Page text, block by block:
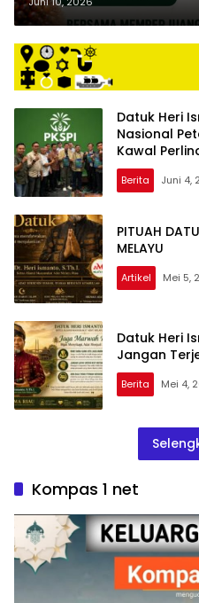
Datuk Heri
Nasional
Kawal
Berita Juni 4,
PITUAH
MELAYU
Artikel Mei 5,
Datuk Heri
Jangan
Berita Mei 4,
Kompas 1 net